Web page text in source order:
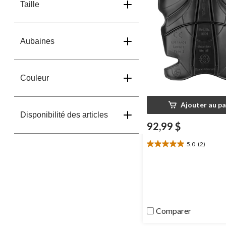
Taille
Aubaines
Couleur
Disponibilité des articles
Ajouter au
92,99 $
5.0 (2)
5.0
Comparer